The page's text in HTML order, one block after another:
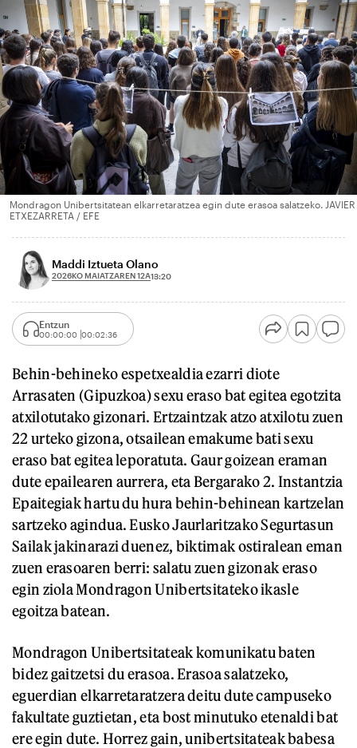
Mondragon Unibertsitatean elkarretaratzea egin dute erasoa salatzeko. JAVIER
ETXEZARRETA / EFE
Maddi Iztueta Olano
2026KO MAIATZAREN 12A13:20
Entzun
00:00:00 00:02:36
Behin-behineko espetxealdia ezarri diote
Arrasaten (Gipuzkoa) sexu eraso bat egitea egotzita
atxilotutako gizonari. Ertzaintzak atzo atxilotu zuen
22 urteko gizona, otsailean emakume bati sexu
eraso bat egitea leporatuta. Gaur goizean eraman
dute epailearen aurrera, eta Bergarako 2. Instantzia
Epaitegiak hartu du hura behin-behinean kartzelan
sartzeko agindua. Eusko Jaurlaritzako Segurtasun
Sailak jakinarazi duenez, biktimak ostiralean eman
zuen erasoaren berri: salatu zuen gizonak eraso
egin ziola Mondragon Unibertsitateko ikasle
egoitza batean.
Mondragon Unibertsitateak komunikatu baten
bidez gaitzetsi du erasoa. Erasoa salatzeko,
eguerdian elkarretaratzera deitu dute campuseko
fakultate guztietan, eta bost minutuko etenaldi bat
ere egin dute. Horrez gain, unibertsitateak babesa